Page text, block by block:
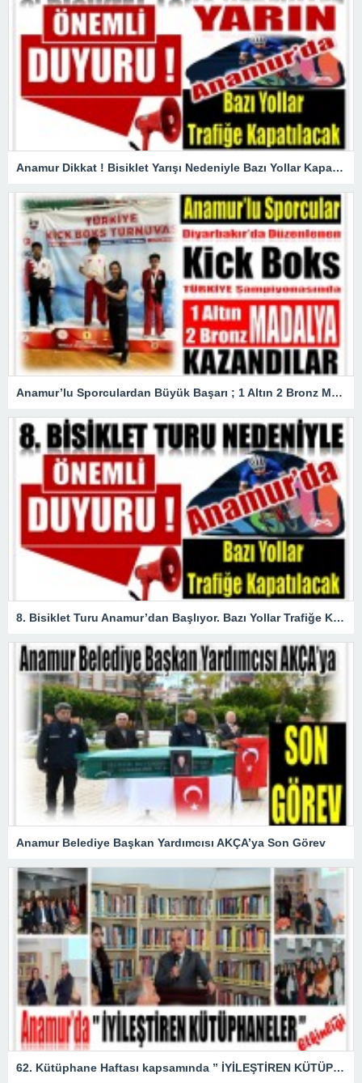
Anamur Dikkat ! Bisiklet Yarışı Nedeniyle Bazı Yollar Kapanacak
Anamur’lu Sporculardan Büyük Başarı ; 1 Altın 2 Bronz Madalya Kazandılar
8. Bisiklet Turu Anamur’dan Başlıyor. Bazı Yollar Trafiğe Kapatılacak
Anamur Belediye Başkan Yardımcısı AKÇA’ya Son Görev
62. Kütüphane Haftası kapsamında ” İYİLEŞTİREN KÜTÜPHANELER ” etkinliği düzenlendi.